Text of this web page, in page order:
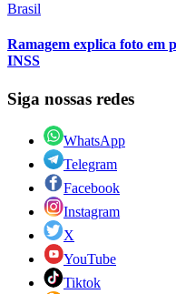
Brasil
Ramagem explica foto em
INSS
Siga nossas redes
WhatsApp
Telegram
Facebook
Instagram
X
YouTube
Tiktok